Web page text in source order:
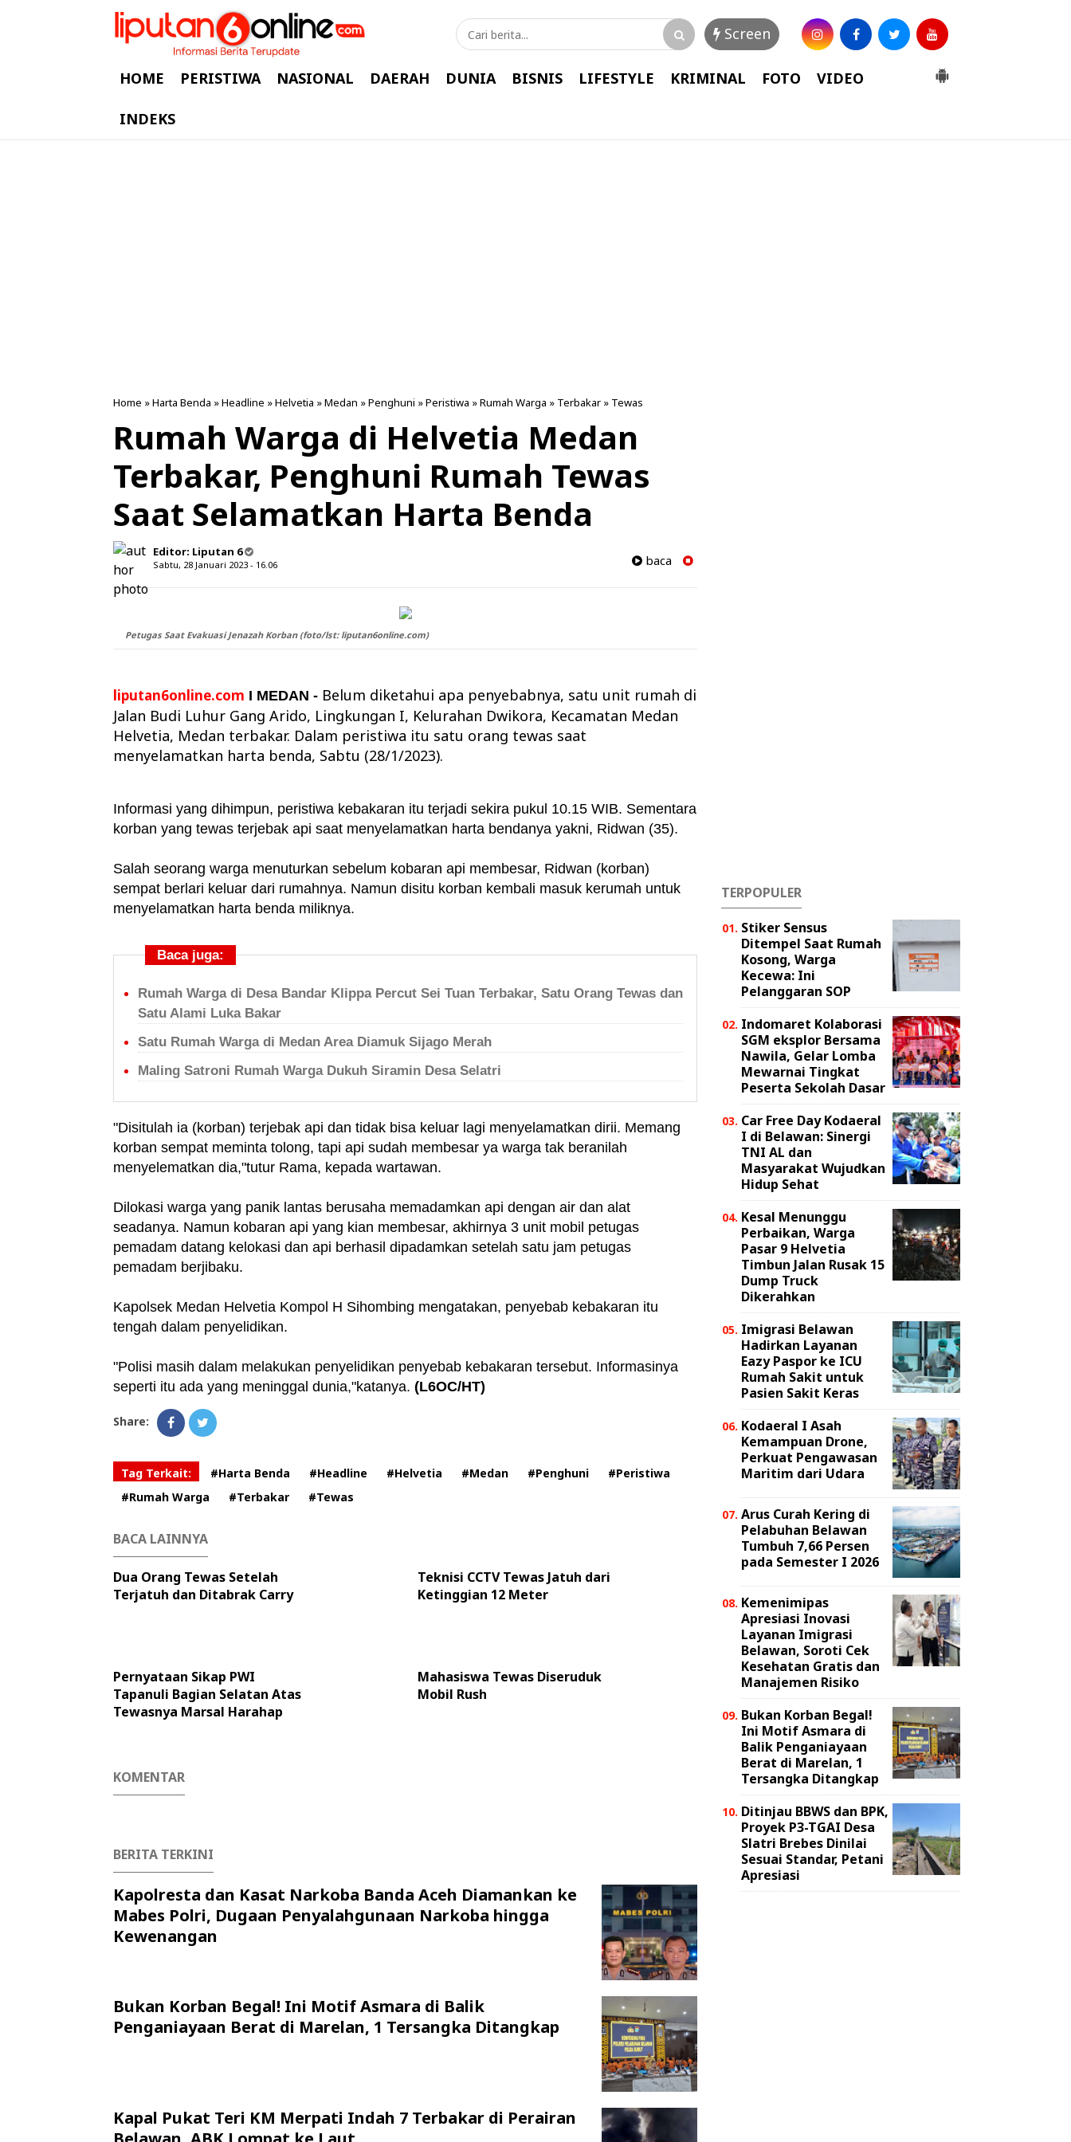
Screen
HOME PERISTIWA NASIONAL DAERAH DUNIA BISNIS LIFESTYLE KRIMINAL FOTO VIDEO
INDEKS
Home »Harta Benda »Headline »Helvetia »Medan »Penghuni »Peristiwa »Rumah Warga » Terbakar » Tewas
Rumah Warga di Helvetia Medan
Terbakar, Penghuni Rumah Tewas
Saat Selamatkan Harta Benda
Editor: Liputan 6
Sabtu, 28 Januari 2023 - 16.06 baca
Petugas Saat Evakuasi Jenazah Korban (foto/lst: liputan6online.com)
liputan6online.com I MEDAN - Belum diketahui apa penyebabnya, satu unit rumah di
Jalan Budi Luhur Gang Arido, Lingkungan I, Kelurahan Dwikora, Kecamatan Medan
Helvetia, Medan terbakar. Dalam peristiwa itu satu orang tewas saat
menyelamatkan harta benda, Sabtu (28/1/2023).
Informasi yang dihimpun, peristiwa kebakaran itu terjadi sekira pukul 10.15 WIB. Sementara
korban yang tewas terjebak api saat menyelamatkan harta bendanya yakni, Ridwan (35).
Salah seorang warga menuturkan sebelum kobaran api membesar, Ridwan (korban)
sempat berlari keluar dari rumahnya. Namun disitu korban kembali masuk kerumah untuk
menyelamatkan harta benda miliknya.
Baca juga:
Rumah Warga di Desa Bandar Klippa Percut Sei Tuan Terbakar, Satu Orang Tewas dan
Satu Alami Luka Bakar
Satu Rumah Warga di Medan Area Diamuk Sijago Merah
Maling Satroni Rumah Warga Dukuh Siramin Desa Selatri
"Disitulah ia (korban) terjebak api dan tidak bisa keluar lagi menyelamatkan dirii. Memang
korban sempat meminta tolong, tapi api sudah membesar ya warga tak beranilah
menyelematkan dia,"tutur Rama, kepada wartawan.
Dilokasi warga yang panik lantas berusaha memadamkan api dengan air dan alat
seadanya. Namun kobaran api yang kian membesar, akhirnya 3 unit mobil petugas
pemadam datang kelokasi dan api berhasil dipadamkan setelah satu jam petugas
pemadam berjibaku.
Kapolsek Medan Helvetia Kompol H Sihombing mengatakan, penyebab kebakaran itu
tengah dalam penyelidikan.
"Polisi masih dalam melakukan penyelidikan penyebab kebakaran tersebut. Informasinya
seperti itu ada yang meninggal dunia,"katanya. (L6OC/HT)
Share:
Tag Terkait: #Harta Benda #Headline #Helvetia #Medan #Penghuni
#Peristiwa
#Rumah Warga
#Terbakar #Tewas
BACA LAINNYA
Dua Orang Tewas Setelah
Terjatuh dan Ditabrak Carry
Teknisi CCTV Tewas Jatuh dari
Ketinggian 12 Meter
Pernyataan Sikap PWI
Tapanuli Bagian Selatan Atas
Tewasnya Marsal Harahap
Mahasiswa Tewas Diseruduk
Mobil Rush
KOMENTAR
BERITA TERKINI
Kapolresta dan Kasat Narkoba Banda Aceh Diamankan ke
Mabes Polri, Dugaan Penyalahgunaan Narkoba hingga
Kewenangan
Bukan Korban Begal! Ini Motif Asmara di Balik
Penganiayaan Berat di Marelan, 1 Tersangka Ditangkap
Kapal Pukat Teri KM Merpati Indah 7 Terbakar di Perairan
TERPOPULER
Stiker Sensus
Ditempel Saat Rumah
Kosong, Warga
Kecewa: Ini
Pelanggaran SOP
Indomaret Kolaborasi
SGM eksplor Bersama
Nawila, Gelar Lomba
Mewarnai Tingkat
Peserta Sekolah Dasar
Car Free Day Kodaeral
I di Belawan: Sinergi
TNI AL dan
Masyarakat Wujudkan
Hidup Sehat
Kesal Menunggu
Perbaikan, Warga
Pasar 9 Helvetia
Timbun Jalan Rusak 15
Dump Truck
Dikerahkan
Imigrasi Belawan
Hadirkan Layanan
Eazy Paspor ke ICU
Rumah Sakit untuk
Pasien Sakit Keras
Kodaeral I Asah
Kemampuan Drone,
Perkuat Pengawasan
Maritim dari Udara
Arus Curah Kering di
Pelabuhan Belawan
Tumbuh 7,66 Persen
pada Semester I 2026
Kemenimipas
Apresiasi Inovasi
Layanan Imigrasi
Belawan, Soroti Cek
Kesehatan Gratis dan
Manajemen Risiko
Bukan Korban Begal!
Ini Motif Asmara di
Balik Penganiayaan
Berat di Marelan, 1
Tersangka Ditangkap
Ditinjau BBWS dan BPK,
Proyek P3-TGAI Desa
Slatri Brebes Dinilai
Sesuai Standar, Petani
Apresiasi